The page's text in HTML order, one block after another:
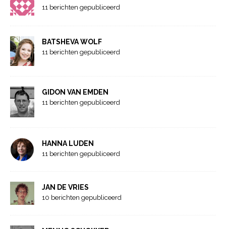
11 berichten gepubliceerd
BATSHEVA WOLF
11 berichten gepubliceerd
GIDON VAN EMDEN
11 berichten gepubliceerd
HANNA LUDEN
11 berichten gepubliceerd
JAN DE VRIES
10 berichten gepubliceerd